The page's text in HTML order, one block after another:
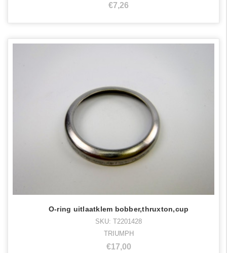
€7,26
O-ring uitlaatklem bobber,thruxton,cup
SKU: T2201428
TRIUMPH
€17,00